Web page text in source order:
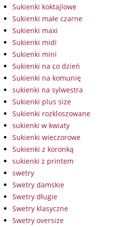
Sukienki koktajlowe
Sukienki małe czarne
Sukienki maxi
Sukienki midi
Sukienki mini
Sukienki na co dzień
Sukienki na komunię
sukienki na sylwestra
Sukienki plus size
Sukienki rozkloszowane
sukienki w kwiaty
Sukienki wieczorowe
Sukienki z koronką
sukienki z printem
swetry
Swetry damskie
Swetry długie
Swetry klasyczne
Swetry oversize